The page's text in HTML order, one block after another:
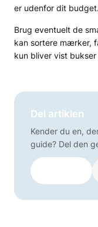
er udenfor dit budget.
Brug eventuelt de
kan sortere mærker,
kun bliver vist
Del artiklen
Kender du en,
guide? Del den